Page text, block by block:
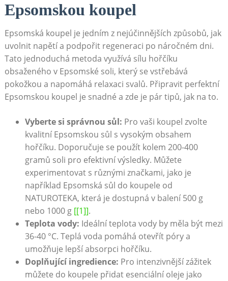
Epsomskou koupel
Epsomská koupel je jedním z nejúčinnějších způsobů, jak
uvolnit napětí a podpořit regeneraci po náročném dni.
Tato jednoduchá metoda využívá sílu hořčíku
obsaženého v Epsomské soli, který se vstřebává
pokožkou a napomáhá relaxaci svalů. Připravit perfektní
Epsomskou koupel je snadné a zde je pár tipů, jak na to.
Vyberte si správnou sůl: Pro vaši koupel zvolte
kvalitní Epsomskou sůl s vysokým obsahem
hořčíku. Doporučuje se použít kolem 200-400
gramů soli pro efektivní výsledky. Můžete
experimentovat s různými značkami, jako je
například Epsomská sůl do koupele od
NATUROTEKA, která je dostupná v balení 500 g
nebo 1000 g [[1]].
Teplota vody: Ideální teplota vody by měla být mezi
36-40 °C. Teplá voda pomáhá otevřít póry a
umožňuje lepší absorpci hořčíku.
Doplňující ingredience: Pro intenzivnější zážitek
můžete do koupele přidat esenciální oleje jako